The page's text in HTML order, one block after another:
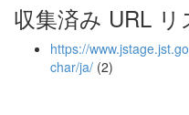
収集済み URL リ
https://
char/ja/ (2)